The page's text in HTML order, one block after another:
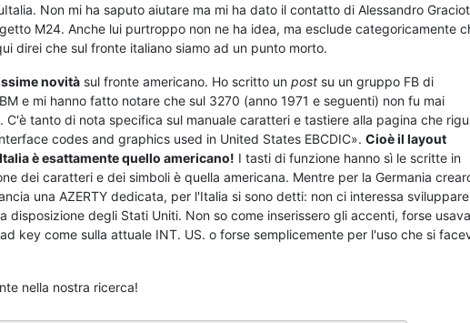
Non mi ha saputo aiutare ma mi ha dato il contatto di Alessandro
M24. Anche lui purtroppo non ne ha idea, ma esclude categoricamente
direi che sul fronte italiano siamo ad un punto morto.
novità sul fronte americano. Ho scritto un post su un gruppo FB di
e mi hanno fatto notare che sul 3270 (anno 1971 e seguenti) non fu mai
C'è tanto di nota specifica sul manuale caratteri e tastiere alla pagina che
codes and graphics used in United States EBCDIC». Cioè il layout
è esattamente quello americano! I tasti di funzione hanno sì le scritte in
dei caratteri e dei simboli è quella americana. Mentre per la Germania
una AZERTY dedicata, per l'Italia si sono detti: non ci interessa
disposizione degli Stati Uniti. Non so come inserissero gli accenti, forse
key come sulla attuale INT. US. o forse semplicemente per l'uso che si
nella nostra ricerca!